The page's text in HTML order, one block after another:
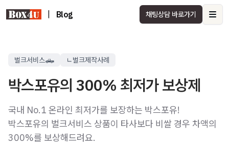
Blog 채팅상담 바로가기
벌크서비스🛻 ㄴ벌크제작사례
박스포유의 300% 최저가 보상제
국내 No.1 온라인 최저가를 보장하는 박스포유!
박스포유의 벌크서비스 상품이 타사보다 비쌀 경우 차액의
300%를 보상해드려요.